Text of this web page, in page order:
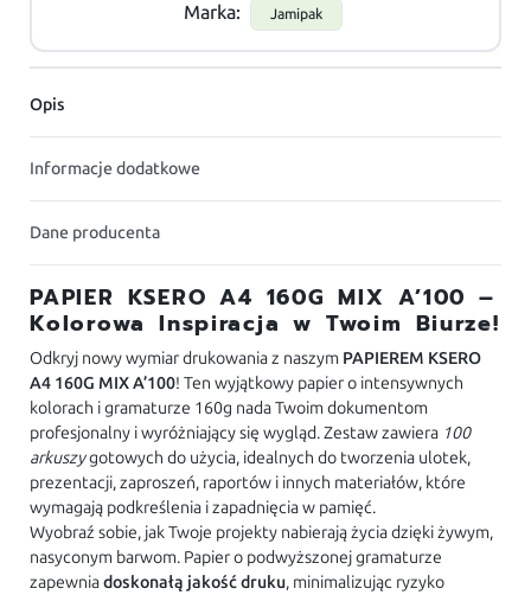
Marka: Jamipak
Opis
Informacje dodatkowe
Dane producenta
PAPIER KSERO A4 160G MIX A’100 –
Kolorowa Inspiracja w Twoim Biurze!
Odkryj nowy wymiar drukowania z naszym PAPIEREM KSERO
A4 160G MIX A’100! Ten wyjątkowy papier o intensywnych
kolorach i gramaturze 160g nada Twoim dokumentom
profesjonalny i wyróżniający się wygląd. Zestaw zawiera 100
arkuszygotowych do użycia, idealnych do tworzenia ulotek,
prezentacji, zaproszeń, raportów i innych materiałów, które
wymagają podkreślenia i zapadnięcia w pamięć.
Wyobraź sobie, jak Twoje projekty nabierają życia dzięki żywym,
nasyconym barwom. Papier o podwyższonej gramaturze
zapewniadoskonałą jakość druku, minimalizując ryzyko